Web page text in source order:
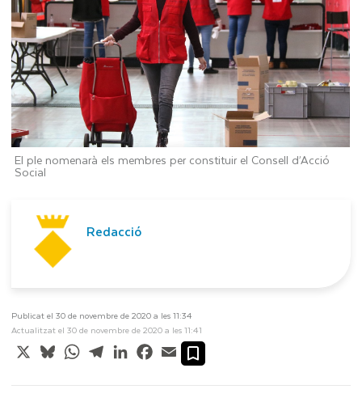
El ple nomenarà els membres per constituir el Consell d’Acció
Social
Redacció
Publicat el 30 de novembre de 2020 a les 11:34
Actualitzat el 30 de novembre de 2020 a les 11:41
X BlueskyWhatsApp
TelegramLinkedInFacebook
Email